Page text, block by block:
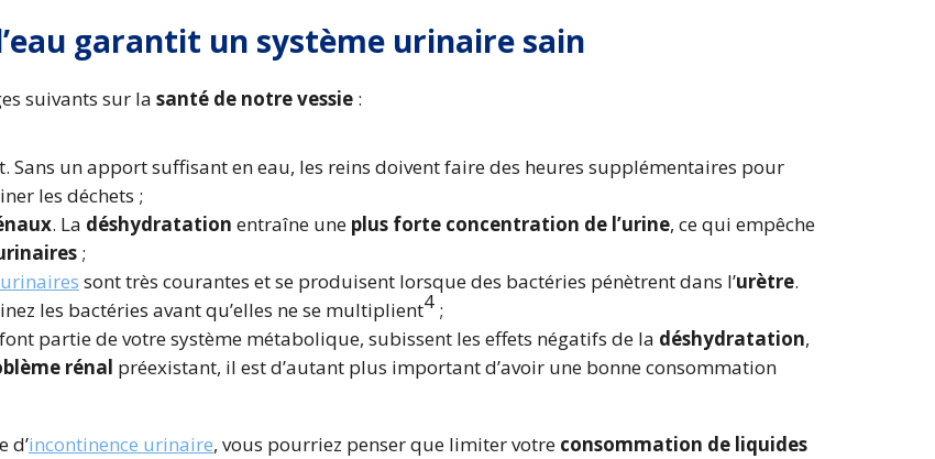
garantit un système urinaire sain
suivants sur la santé de notre vessie :
un apport suffisant en eau, les reins doivent faire des heures supplémentaires pour
les déchets ;
. La déshydratation entraîne une plus forte concentration de l’urine, ce qui empêche
;
sont très courantes et se produisent lorsque des bactéries pénètrent dans l’urètre.
les bactéries avant qu’elles ne se multiplient4 ;
partie de votre système métabolique, subissent les effets négatifs de la déshydratation,
rénal préexistant, il est d’autant plus important d’avoir une bonne consommation
d’incontinence urinaire, vous pourriez penser que limiter votre consommation de liquides